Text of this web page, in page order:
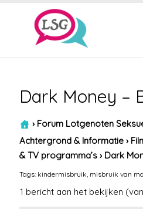
Dark Money –
› Forum Lotgenoten
Achtergrond & Informatie ›
& TV programma’s › Dark
Tags: kindermisbruik misbruik van
1 bericht aan het bekijken